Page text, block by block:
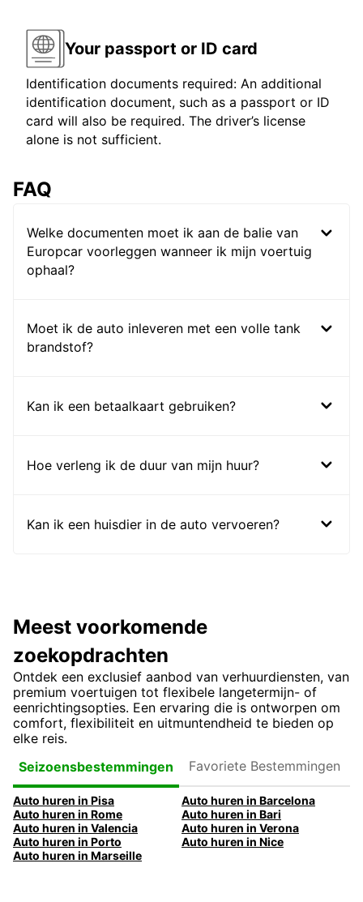
Your passport or ID card
Identification documents required: An additional
identification document, such as a passport or ID
card will also be required. The driver’s license
alone is not sufficient.
FAQ
Welke documenten moet ik aan de balie van
Europcar voorleggen wanneer ik mijn voertuig
ophaal?
Moet ik de auto inleveren met een volle tank
brandstof?
Kan ik een betaalkaart gebruiken?
Hoe verleng ik de duur van mijn huur?
Kan ik een huisdier in de auto vervoeren?
Meest voorkomende
zoekopdrachten
Ontdek een exclusief aanbod van verhuurdiensten, van
premium voertuigen tot flexibele langetermijn- of
eenrichtingsopties. Een ervaring die is ontworpen om
comfort, flexibiliteit en uitmuntendheid te bieden op
elke reis.
Seizoensbestemmingen
Bestemmingen
Auto huren in Pisa
Auto huren in Barcelona
Auto huren in Rome
Auto huren in Bari
Auto huren in Valencia
Auto huren in Verona
Auto huren in Porto
Auto huren in Nice
Auto huren in Marseille